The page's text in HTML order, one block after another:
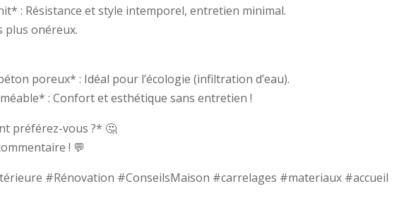
: Résistance et style intemporel, entretien minimal.
plus onéreux.
poreux* : Idéal pour l’écologie (infiltration d’eau).
: Confort et esthétique sans entretien !
préférez-vous ?* 🤔
! 💬
#Rénovation #ConseilsMaison #carrelages #materiaux #accueil